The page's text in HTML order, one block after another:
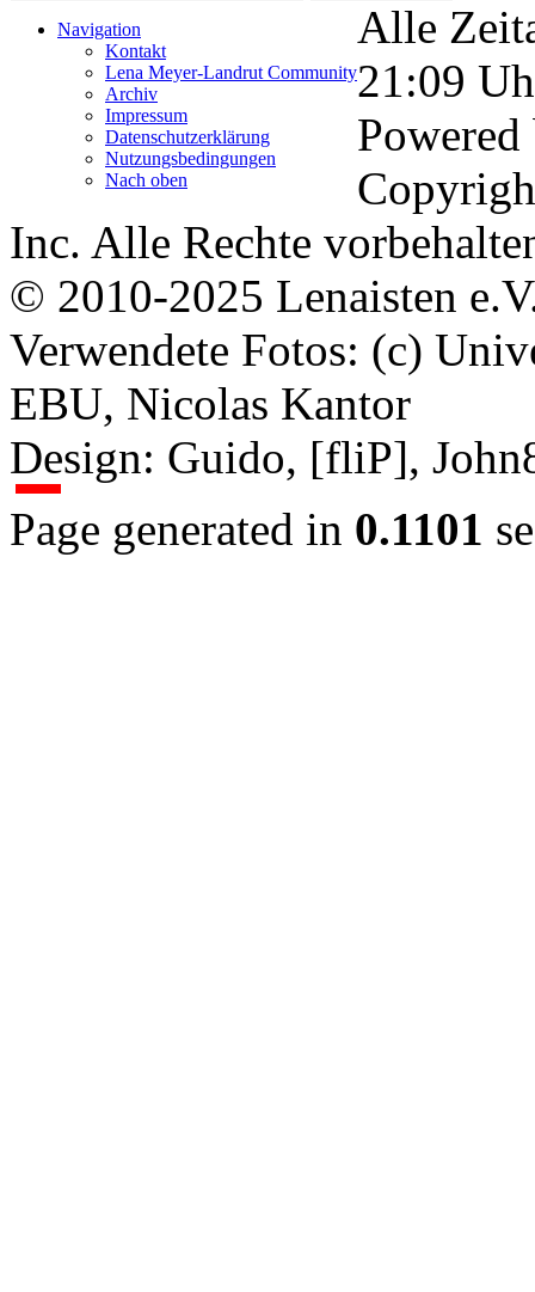
Navigation
Kontakt
Lena Meyer-Landrut Community
Archiv
Impressum
Datenschutzerklärung
Nutzungsbedingungen
Nach oben
Alle
21:09
Inc. Alle Rechte
© 2010-2025 Lenaisten
Verwendete Fotos: (c)
EBU, Nicolas Kantor
Design: Guido, [fliP],
Page generated in 0.1101